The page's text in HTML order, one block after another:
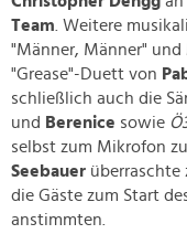
Team . Weitere
"Männer, Männer" und
"Grease"-Duett von
schließlich auch die
und Berenice sowie
selbst zum Mikrofon
Seebauer überraschte
die Gäste zum Start
anstimmten.